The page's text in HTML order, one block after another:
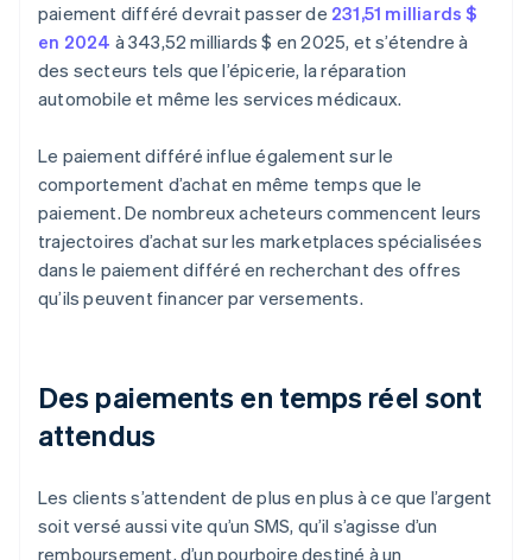
paiement différé devrait passer de 231,51 milliards $
en 2024 à 343,52 milliards $ en 2025, et s’étendre à
des secteurs tels que l’épicerie, la réparation
automobile et même les services médicaux.
Le paiement différé influe également sur le
comportement d’achat en même temps que le
paiement. De nombreux acheteurs commencent leurs
trajectoires d’achat sur les marketplaces spécialisées
dans le paiement différé en recherchant des offres
qu’ils peuvent financer par versements.
Des paiements en temps réel sont
attendus
Les clients s’attendent de plus en plus à ce que l’argent
soit versé aussi vite qu’un SMS, qu’il s’agisse d’un
remboursement, d’un pourboire destiné à un